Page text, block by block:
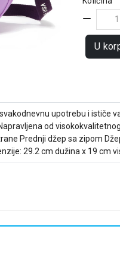
U
upotrebu i ističe
od
Prednji džep sa zipom
29.2 cm dužina x 19 cm